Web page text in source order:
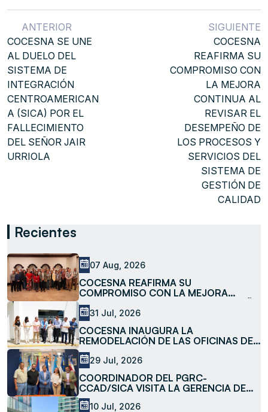
ANTERIOR
COCESNA SE UNE
AL DUELO DEL
SISTEMA DE
INTEGRACIÓN
CENTROAMERICAN
A (SICA) POR EL
FALLECIMIENTO
DEL SEÑOR JAIR
URRIOLA
SIGUIENTE
COCESNA
REAFIRMA SU
COMPROMISO CON
LA MEJORA
CONTINUA AL
REVISAR EL
DESEMPEÑO DE
LOS PROCESOS Y
SERVICIOS DEL
SISTEMA DE
GESTIÓN DE
CALIDAD
Recientes
07 Aug, 2026
COCESNA REAFIRMA SU
COMPROMISO CON LA MEJORA
CONTINUA AL REVISAR EL DESEMPEÑO
DE LOS PROCESOS Y SERVICIOS DEL
SISTEMA DE GESTIÓN DE CALIDAD
31 Jul, 2026
COCESNA INAUGURA LA
REMODELACIÓN DE LAS OFICINAS DE
LA SUBESTACIÓN LA MESA
29 Jul, 2026
COORDINADOR DEL PGRC-
CCAD/SICA VISITA LA GERENCIA DE
MEDIO AMBIENTE DE COCESNA
10 Jul, 2026